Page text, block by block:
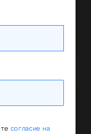
согласие на